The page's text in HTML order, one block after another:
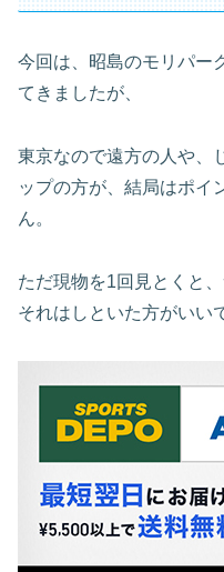
今回は、昭島のモリパー
てきましたが、
東京なので遠方の人や、
ップの方が、結局はポイ
ん。
ただ現物を1回見とくと
それはしといた方がいい